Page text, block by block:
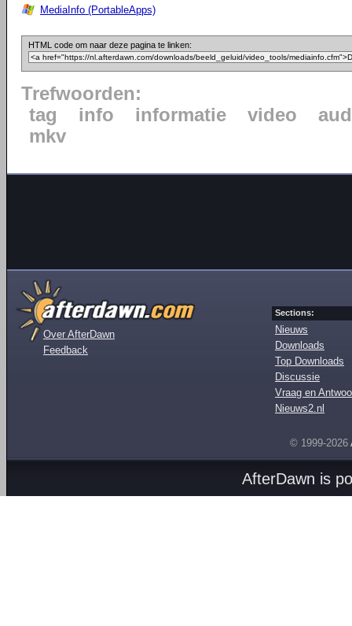
MediaInfo (PortableApps)
HTML code om naar deze pagina te linken:
Trefwoorden:
tag
info informatie video
mkv
Over AfterDawn
Feedback
Sections:
Nieuws
Downloads
Top Downloads
Discussie
Vraag en
Nieuws2.nl
© 1999-2026
AfterDawn is